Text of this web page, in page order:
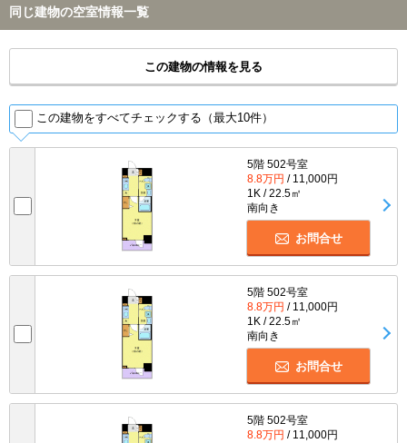
同じ建物の空室情報一覧
この建物の情報を見る
この建物をすべてチェックする（最大10件）
5階 502号室
8.8万円 / 11,000円
1K / 22.5㎡
南向き
お問合せ
5階 502号室
8.8万円 / 11,000円
1K / 22.5㎡
南向き
お問合せ
5階 502号室
8.8万円 / 11,000円